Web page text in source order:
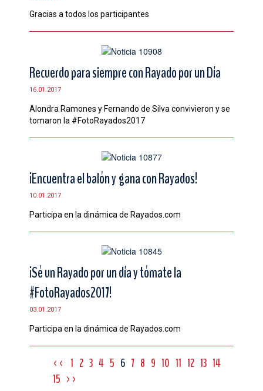
Gracias a todos los participantes
Recuerdo para siempre con Rayado por un Día
16.01.2017
Alondra Ramones y Fernando de Silva convivieron y se
tomaron la #FotoRayados2017
¡Encuentra el balón y gana con Rayados!
10.01.2017
Participa en la dinámica de Rayados.com
¡Sé un Rayado por un día y tómate la
#FotoRayados2017!
03.01.2017
Participa en la dinámica de Rayados.com
<< 1 2 3 4 5 6 7 8 9 10 11 12 13 14
15 >>